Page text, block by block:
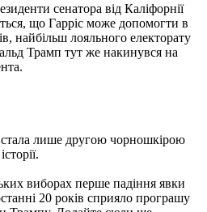
сенатора від Каліфорнії
що Гарріс може допомогти в
найбільш лояльного електорату
Трамп тут же накинувся на
лише другою чорношкірою
виборах перше падіння явки
20 років сприяло програшу